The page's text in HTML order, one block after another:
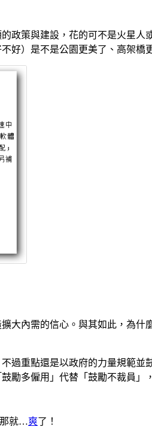
政策與建設，花的可不是火星
）是不是公園更美了、高架橋
大內需的信心。與其如此，為
過重點還是以政府的力量規範
勵多僱用」代替「鼓勵不裁員」
那就…爽了！